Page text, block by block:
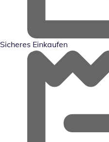
Sicheres Einkaufen